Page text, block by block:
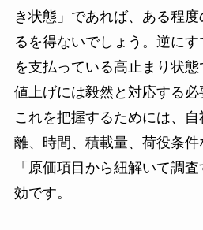
き状態」であれば、ある程
るを得ないでしょう。逆に
を支払っている高止まり状
値上げには毅然と対応する必
これを把握するためには、
離、時間、積載量、荷役条件
「原価項目から紐解いて調
効です。